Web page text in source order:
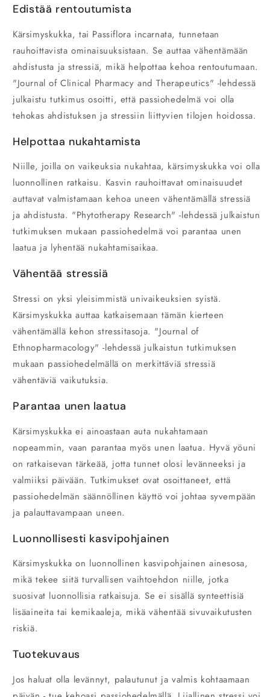
Edistää rentoutumista
Kärsimyskukka, tai Passiflora incarnata, tunnetaan
rauhoittavista ominaisuuksistaan. Se auttaa vähentämään
ahdistusta ja stressiä, mikä helpottaa kehoa rentoutumaan.
"Journal of Clinical Pharmacy and Therapeutics" -lehdessä
julkaistu tutkimus osoitti, että passiohedelmä voi olla
tehokas ahdistuksen ja stressiin liittyvien tilojen hoidossa.
Helpottaa nukahtamista
Niille, joilla on vaikeuksia nukahtaa, kärsimyskukka voi olla
luonnollinen ratkaisu. Kasvin rauhoittavat ominaisuudet
auttavat valmistamaan kehoa uneen vähentämällä stressiä
ja ahdistusta. "Phytotherapy Research" -lehdessä julkaistun
tutkimuksen mukaan passiohedelmä voi parantaa unen
laatua ja lyhentää nukahtamisaikaa.
Vähentää stressiä
Stressi on yksi yleisimmistä univaikeuksien syistä.
Kärsimyskukka auttaa katkaisemaan tämän kierteen
vähentämällä kehon stressitasoja. "Journal of
Ethnopharmacology" -lehdessä julkaistun tutkimuksen
mukaan passiohedelmällä on merkittäviä stressiä
vähentäviä vaikutuksia.
Parantaa unen laatua
Kärsimyskukka ei ainoastaan auta nukahtamaan
nopeammin, vaan parantaa myös unen laatua. Hyvä yöuni
on ratkaisevan tärkeää, jotta tunnet olosi levänneeksi ja
valmiiksi päivään. Tutkimukset ovat osoittaneet, että
passiohedelmän säännöllinen käyttö voi johtaa syvempään
ja palauttavampaan uneen.
Luonnollisesti kasvipohjainen
Kärsimyskukka on luonnollinen kasvipohjainen ainesosa,
mikä tekee siitä turvallisen vaihtoehdon niille, jotka
suosivat luonnollisia ratkaisuja. Se ei sisällä synteettisiä
lisäaineita tai kemikaaleja, mikä vähentää sivuvaikutusten
riskiä.
Tuotekuvaus
Jos haluat olla levännyt, palautunut ja valmis kohtaamaan